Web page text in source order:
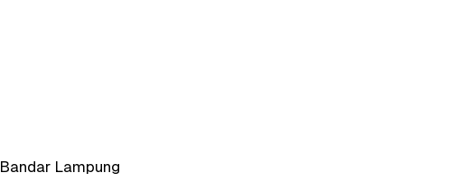
Bandar Lampung